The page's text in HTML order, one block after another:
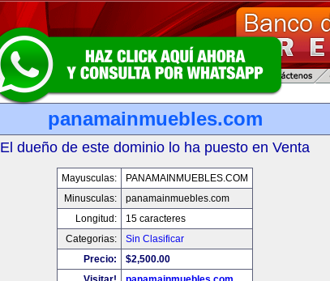
panamainmuebles.com
El dueño de este dominio lo ha puesto en Venta
Mayusculas:
PANAMAINMUEBLES.COM
Minusculas:
panamainmuebles.com
Longitud:
15 caracteres
Categorias:
Sin Clasificar
Precio:
$2,500.00